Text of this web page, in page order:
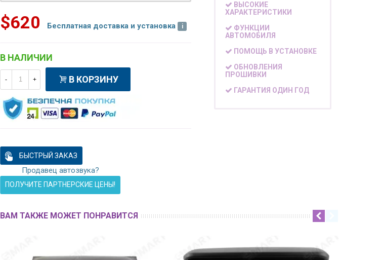
$620 Бесплатная доставка и установка
В НАЛИЧИИ
- + В КОРЗИНУ
БЫСТРЫЙ ЗАКАЗ
Продавец автозвука?
ПОЛУЧИТЕ ПАРТНЕРСКИЕ ЦЕНЫ!
ВЫСОКИЕ
ХАРАКТЕРИСТИКИ
ФУНКЦИИ
АВТОМОБИЛЯ
ПОМОЩЬ В УСТАНОВКЕ
ОБНОВЛЕНИЯ
ПРОШИВКИ
ГАРАНТИЯ ОДИН ГОД
ВАМ ТАКЖЕ МОЖЕТ ПОНРАВИТСЯ